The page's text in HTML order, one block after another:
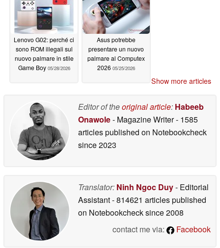
Lenovo G02: perché ci
sono ROM illegali sul
nuovo palmare in stile
Game Boy 05/28/2026
Asus potrebbe
presentare un nuovo
palmare al Computex
2026 05/25/2026
Show more articles
Editor of theoriginal article: Habeeb
Onawole- Magazine Writer- 1585
articles published on Notebookcheck
since 2023
Translator: Ninh Ngoc Duy- Editorial
Assistant- 814621 articles published
on Notebookchecksince 2008
contact me via:
Facebook